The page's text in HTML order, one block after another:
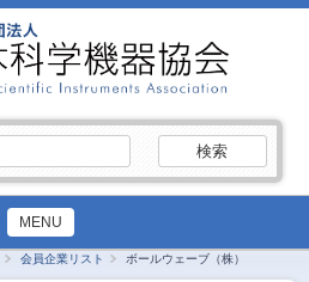
索:
MENU
会員企業リスト ボールウェーブ（株）